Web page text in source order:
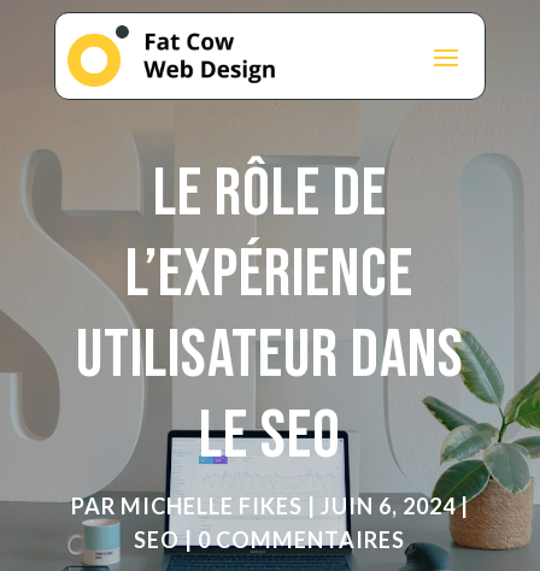
Le Rôle de
l’Expérience
Utilisateur dans
le SEO
PAR MICHELLE FIKES | JUIN 6, 2024|
SEO|0 COMMENTAIRES